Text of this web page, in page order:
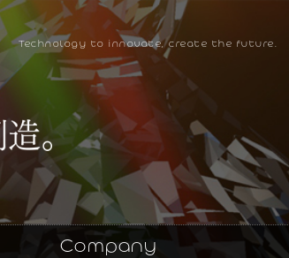
Technology to innovate, create the future.
Company